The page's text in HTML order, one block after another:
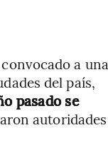
a una
del país,
pasado se
autoridades